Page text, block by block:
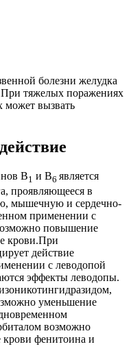
болезни желудка
тяжелых поражениях
может вызвать
В1 и В6 является
проявляющееся в
мышечную и сердечно-
применении с
повышение
крови.При
действие
с леводопой
эффекты леводопы.
уменьшение
возможно
фенитоина и